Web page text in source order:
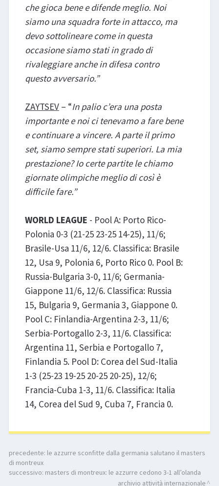
che gioca bene e difende meglio. Noi
siamo una squadra forte in attacco, ma
devo sottolineare come in questa
occasione siamo stati in grado di
rivaleggiare anche in difesa contro
questo avversario.”
ZAYTSEV– “In palio c’era una posta
importante e noi ci tenevamo a fare bene
e continuare a vincere. A parte il primo
set, siamo sempre stati superiori. La mia
prestazione? Io certe partite le chiamo
giornate olimpiche meglio di così è
difficile fare.”
WORLD LEAGUE - Pool A: Porto Rico-
Polonia 0-3 (21-25 23-25 14-25), 11/6;
Brasile-Usa 11/6, 12/6. Classifica: Brasile
12, Usa 9, Polonia 6, Porto Rico 0. Pool B:
Russia-Bulgaria 3-0, 11/6; Germania-
Giappone 11/6, 12/6. Classifica: Russia
15, Bulgaria 9, Germania 3, Giappone 0.
Pool C: Finlandia-Argentina 2-3, 11/6;
Serbia-Portogallo 2-3, 11/6. Classifica:
Argentina 11, Serbia e Portogallo 7,
Finlandia 5. Pool D: Corea del Sud-Italia
1-3 (25-23 19-25 20-25 20-25), 12/6;
Francia-Cuba 1-3, 11/6. Classifica: Italia
14, Corea del Sud 9, Cuba 7, Francia 0.
precedente: le azzurre sconfitte dalla germania salutano il masters
di montreux
successivo: masters di montreux: le azzurre cedono 3-1 all’olanda
archivio attività internazionale